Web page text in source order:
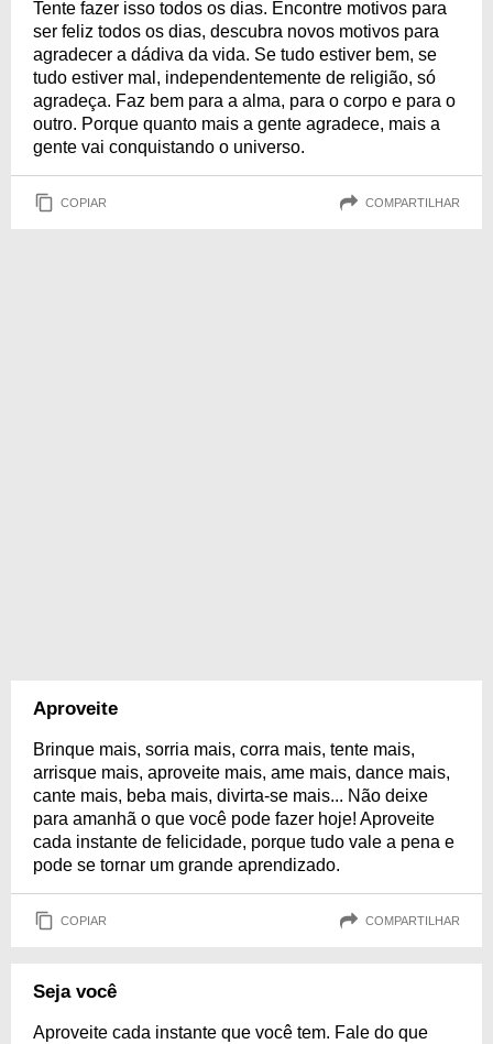
Tente fazer isso todos os dias. Encontre motivos para
ser feliz todos os dias, descubra novos motivos para
agradecer a dádiva da vida. Se tudo estiver bem, se
tudo estiver mal, independentemente de religião, só
agradeça. Faz bem para a alma, para o corpo e para o
outro. Porque quanto mais a gente agradece, mais a
gente vai conquistando o universo.
COPIAR COMPARTILHAR
Aproveite
Brinque mais, sorria mais, corra mais, tente mais,
arrisque mais, aproveite mais, ame mais, dance mais,
cante mais, beba mais, divirta-se mais... Não deixe
para amanhã o que você pode fazer hoje! Aproveite
cada instante de felicidade, porque tudo vale a pena e
pode se tornar um grande aprendizado.
COPIAR COMPARTILHAR
Seja você
Aproveite cada instante que você tem. Fale do que